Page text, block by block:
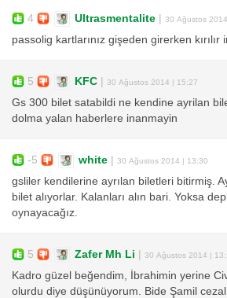
4 Ultrasmentalite | 30 Ağustos
passolig kartlarınız gişeden girerken kırılır
5 KFC | 30 Ağustos 2014 | 15:27
Gs 300 bilet satabildi ne kendine ayrilan
dolma yalan haberlere inanmayin
-5 white | 30 Ağustos 2014 | 13:30
gsliler kendilerine ayrılan biletleri bitirmiş.
bilet alıyorlar. Kalanları alın bari. Yoksa
oynayacağız.
5 Zafer Mh Li | 30 Ağustos 2014 |
Kadro güzel beğendim, İbrahimin yerine
olurdu diye düşünüyorum. Bide Şamil